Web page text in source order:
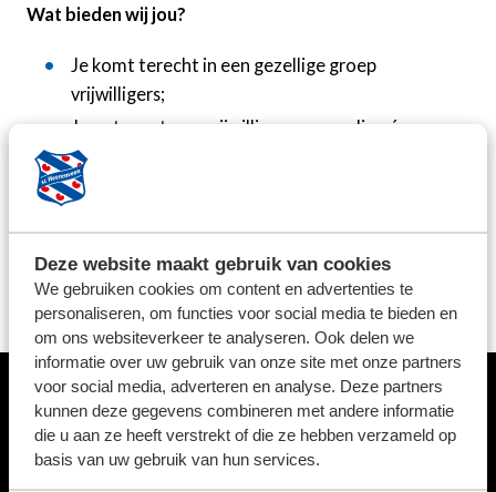
Deze website maakt gebruik van cookies
We gebruiken cookies om content en advertenties te
personaliseren, om functies voor social media te bieden en
om ons websiteverkeer te analyseren. Ook delen we
informatie over uw gebruik van onze site met onze partners
voor social media, adverteren en analyse. Deze partners
kunnen deze gegevens combineren met andere informatie
die u aan ze heeft verstrekt of die ze hebben verzameld op
basis van uw gebruik van hun services.
Wat bieden wij jou?
Je komt terecht in een gezellige groep
vrijwilligers;
Je ontvangt een vrijwilligersvergoeding én een
seizoenkaart.
Lijkt het je leuk om als vrijwilliger bij de Feanstore van
sc Heerenveen aan de slag te gaan of wil je nog wat
extra informatie? Neem dan contact metAukje van
Koningsveld.
HOOFDSPONSOR